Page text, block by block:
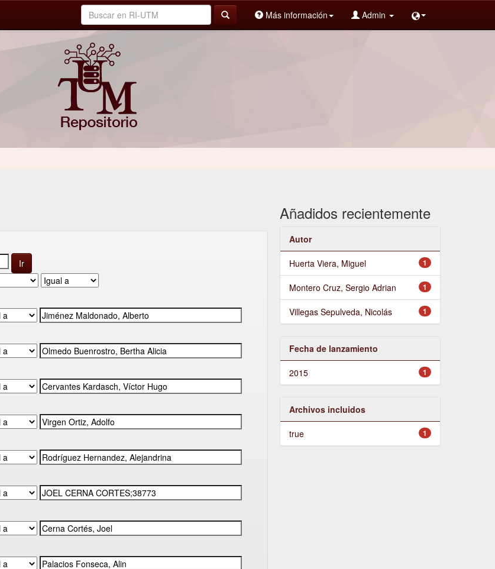
Más información Admin
Añadidos recientemente
Autor
1
Huerta Viera, Miguel
1
Montero Cruz, Sergio Adrian
1
Villegas Sepulveda, Nicolás
Fecha de lanzamiento
1
2015
Archivos incluidos
1
true